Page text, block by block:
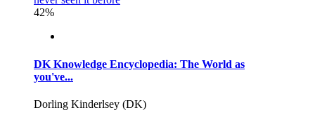
42%
DK Knowledge Encyclopedia: The World as
you've...
Dorling Kinderlsey (DK)